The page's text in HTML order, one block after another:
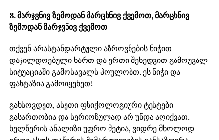
8. მარჯვნივ ზემოდან მარცხნივ ქვემოთ, მარცხნივ
ზემოდან მარჯვნივ ქვემოთ
თქვენ არასტანდარტული აზროვნების ნიჭით
დაჯილდოებული ხართ და ერთი შეხედვით გამოუვალ
სიტუაციაში გამოსავალს პოულობთ. ეს ნიჭი და
ფანტაზია გამოიყენეთ!
გახსოვდეთ, ასეთი ფსიქოლოგიური ტესტები
გასართობია და სერიოზულად არ უნდა აღიქვათ.
ხელწერის ანალიზი უფრო მეტია, ვიდრე მხოლოდ